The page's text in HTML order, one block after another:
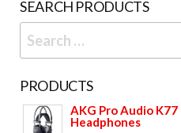
SEARCH PRODUCTS
Search
for:
PRODUCTS
AKG Pro Audio
Headphones